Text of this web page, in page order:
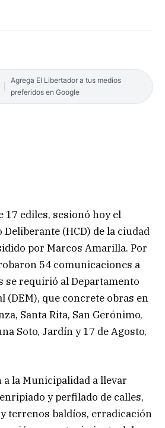
Agrega El Libertador a tus medios
preferidos en Google
17 ediles, sesionó hoy el
(HCD) de la ciudad
por Marcos Amarilla. Por
54 comunicaciones a
se requirió al Departamento
(DEM), que concrete obras en
Santa Rita, San Gerónimo,
Soto, Jardín y 17 de Agosto,
la Municipalidad a llevar
y perfilado de calles,
terrenos baldíos, erradicación